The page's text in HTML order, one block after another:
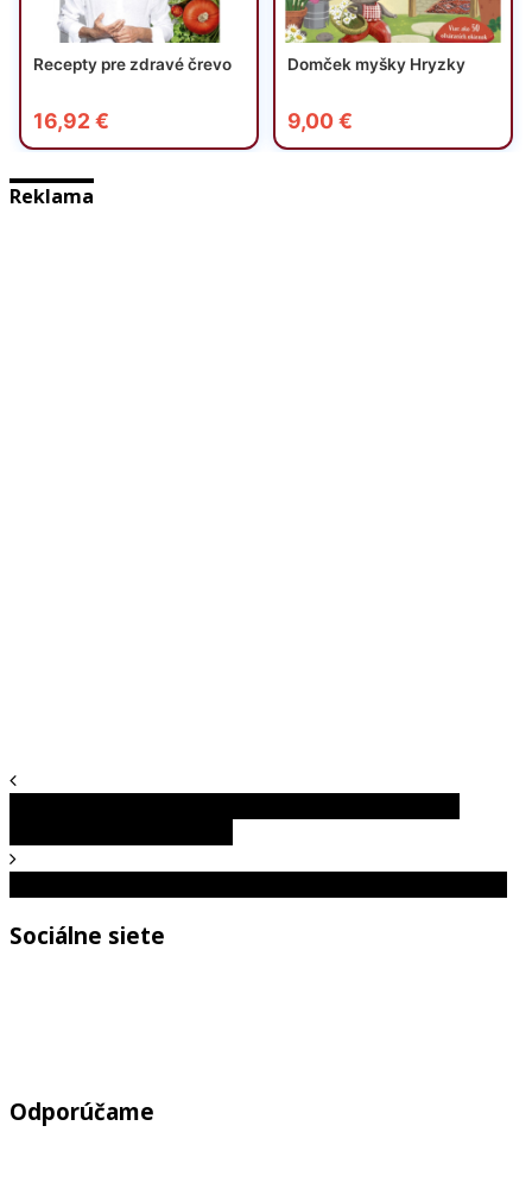
Reklama
Sociálne siete
Odporúčame